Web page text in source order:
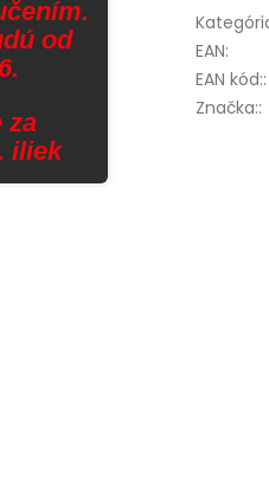
EAN:
EAN kód::
Značka::
od
za
iliek